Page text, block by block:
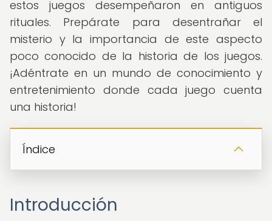
estos juegos desempeñaron en antiguos
rituales. Prepárate para desentrañar el
misterio y la importancia de este aspecto
poco conocido de la historia de los juegos.
¡Adéntrate en un mundo de conocimiento y
entretenimiento donde cada juego cuenta
una historia!
Índice
Introducción